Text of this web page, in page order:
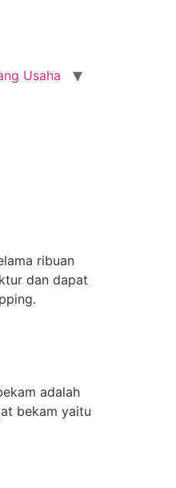
Usaha
ribuan
dan dapat
adalah
bekam yaitu